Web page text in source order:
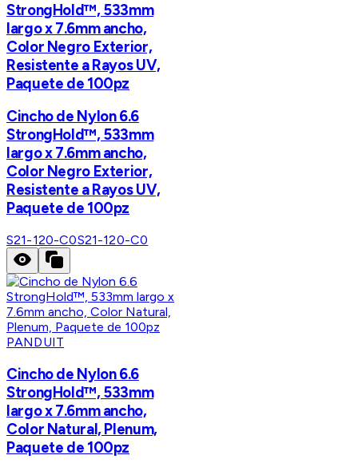
StrongHold™, 533mm
largo x 7.6mm ancho,
Color Negro Exterior,
Resistente a Rayos UV,
Paquete de 100pz
Cincho de Nylon 6.6
StrongHold™, 533mm
largo x 7.6mm ancho,
Color Negro Exterior,
Resistente a Rayos UV,
Paquete de 100pz
S21-120-C0S21-120-C0
PANDUIT
Cincho de Nylon 6.6
StrongHold™, 533mm
largo x 7.6mm ancho,
Color Natural, Plenum,
Paquete de 100pz